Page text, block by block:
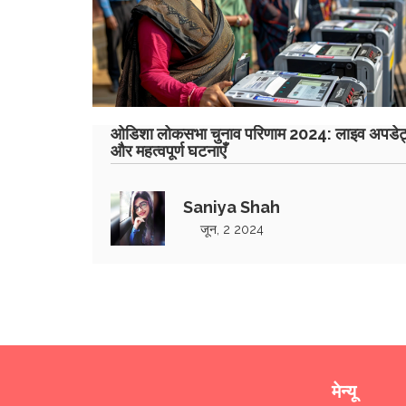
ओडिशा लोकसभा चुनाव परिणाम 2024: लाइव
और महत्वपूर्ण घटनाएँ
Saniya Shah
जून, 2 2024
मेन्यू